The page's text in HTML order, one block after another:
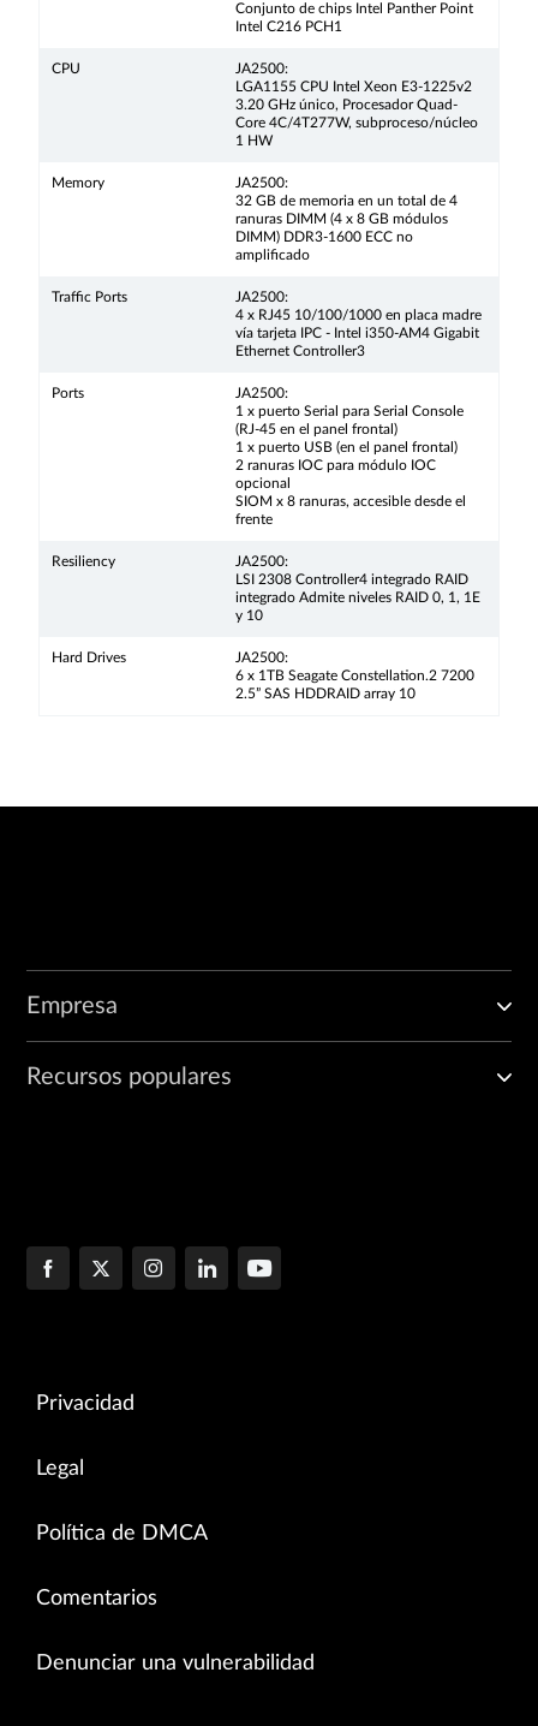
Conjunto de chips Intel Panther Point
Intel C216 PCH1
CPU
JA2500:
LGA1155 CPU Intel Xeon E3-1225v2
3.20 GHz único, Procesador Quad-
Core 4C/4T277W, subproceso/núcleo
1 HW
Memory
JA2500:
32 GB de memoria en un total de 4
ranuras DIMM (4 x 8 GB módulos
DIMM) DDR3-1600 ECC no
amplificado
Traffic Ports
JA2500:
4 x RJ45 10/100/1000 en placa madre
vía tarjeta IPC - Intel i350-AM4 Gigabit
Ethernet Controller3
Ports
JA2500:
1 x puerto Serial para Serial Console
(RJ-45 en el panel frontal)
1 x puerto USB (en el panel frontal)
2 ranuras IOC para módulo IOC
opcional
SIOM x 8 ranuras, accesible desde el
frente
Resiliency
JA2500:
LSI 2308 Controller4 integrado RAID
integrado Admite niveles RAID 0, 1, 1E
y 10
Hard Drives
JA2500:
6 x 1TB Seagate Constellation.2 7200
2.5” SAS HDDRAID array 10
Empresa
Recursos populares
Privacidad
Legal
Política de DMCA
Comentarios
Denunciar una vulnerabilidad